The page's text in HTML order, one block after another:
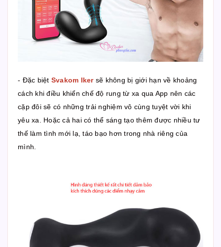
- Đặc biệt Svakom Ikersẽ không bị giới hạn về khoảng
cách khi điều khiển chế độ rung từ xa qua App nên các
cặp đôi sẽ có những trải nghiệm vô cùng tuyệt vời khi
yêu xa. Hoặc cả hai có thể sáng tạo thêm được nhiều tư
thế làm tình mới lạ, táo bạo hơn trong nhà riêng của
mình.